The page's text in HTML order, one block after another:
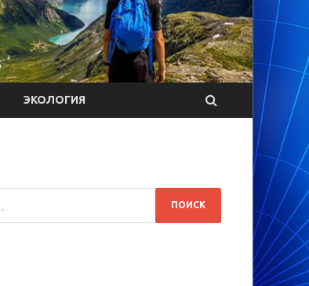
ЭКОЛОГИЯ